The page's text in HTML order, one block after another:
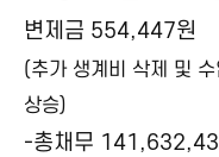
변제금 554,447원
(추가 생계비 삭제 및
상승)
-총채무